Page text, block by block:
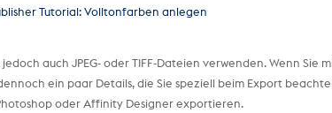
Tutorial: Volltonfarben anlegen
auch JPEG- oder TIFF-Dateien verwenden. Wenn Sie
ein paar Details, die Sie speziell beim Export
Photoshop oder Affinity Designer exportieren.